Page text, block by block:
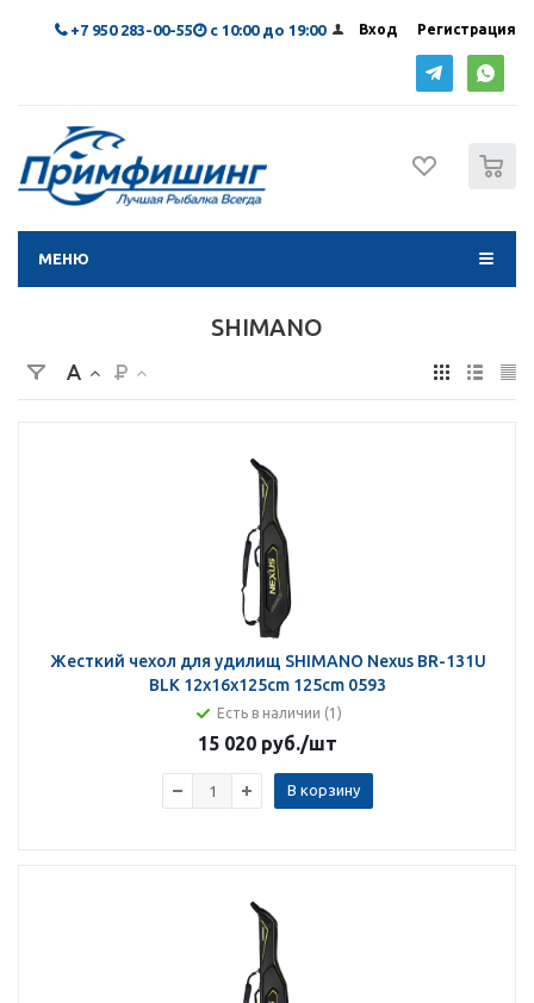
Вход Регистрация
+7 950 283-00-55 с 10:00 до 19:00
МЕНЮ
SHIMANO
Жесткий чехол для удилищ SHIMANO Nexus BR-131U
BLK 12x16x125cm 125cm 0593
Есть в наличии (1)
15 020 руб./шт
В корзину